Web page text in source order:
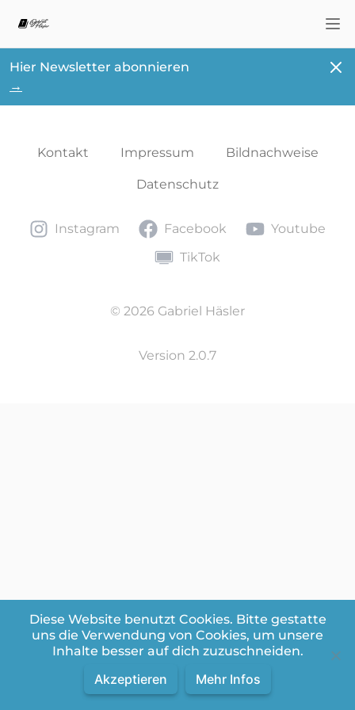
Hier Newsletter abonnieren
→
Kontakt Impressum Bildnachweise
Datenschutz
Instagram
Instagram Facebook
Facebook YoutubeYoutube
TikTokTikTok
© 2026 Gabriel Häsler
Version 2.0.7
Diese Website benutzt Cookies. Bitte gestatte
uns die Verwendung von Cookies, um unsere
Inhalte besser auf dich zuzuschneiden.
Akzeptieren Mehr Infos